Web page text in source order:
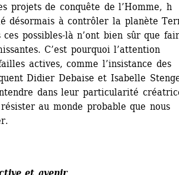
projets de conquête de l’Homme, h
désormais à contrôler la planète
possibles-là n’ont bien sûr que
C’est pourquoi l’attention
actives, comme l’insistance des
Didier Debaise et Isabelle
dans leur particularité
au monde probable que nous
et avenir